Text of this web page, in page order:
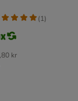
kr
(1)